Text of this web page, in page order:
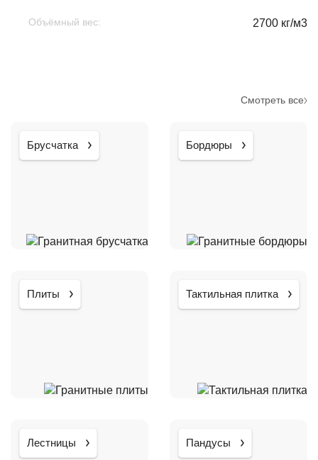
Объёмный вес: 2700 кг/м3
Смотреть все
Брусчатка Бордюры
Плиты Тактильная плитка
Лестницы Пандусы